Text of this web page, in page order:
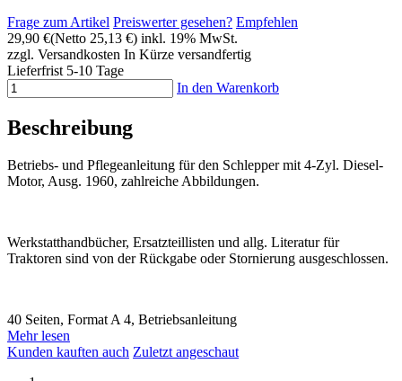
Frage zum Artikel Preiswerter gesehen? Empfehlen
29,90 €(Netto 25,13 €) inkl. 19% MwSt.
zzgl. Versandkosten In Kürze versandfertig
Lieferfrist 5-10 Tage
In den Warenkorb
Beschreibung
Betriebs- und Pflegeanleitung für den Schlepper mit 4-Zyl. Diesel-
Motor, Ausg. 1960, zahlreiche Abbildungen.
Werkstatthandbücher, Ersatzteillisten und allg. Literatur für
Traktoren sind von der Rückgabe oder Stornierung ausgeschlossen.
40 Seiten, Format A 4, Betriebsanleitung
Mehr lesen
Kunden kauften auch Zuletzt angeschaut